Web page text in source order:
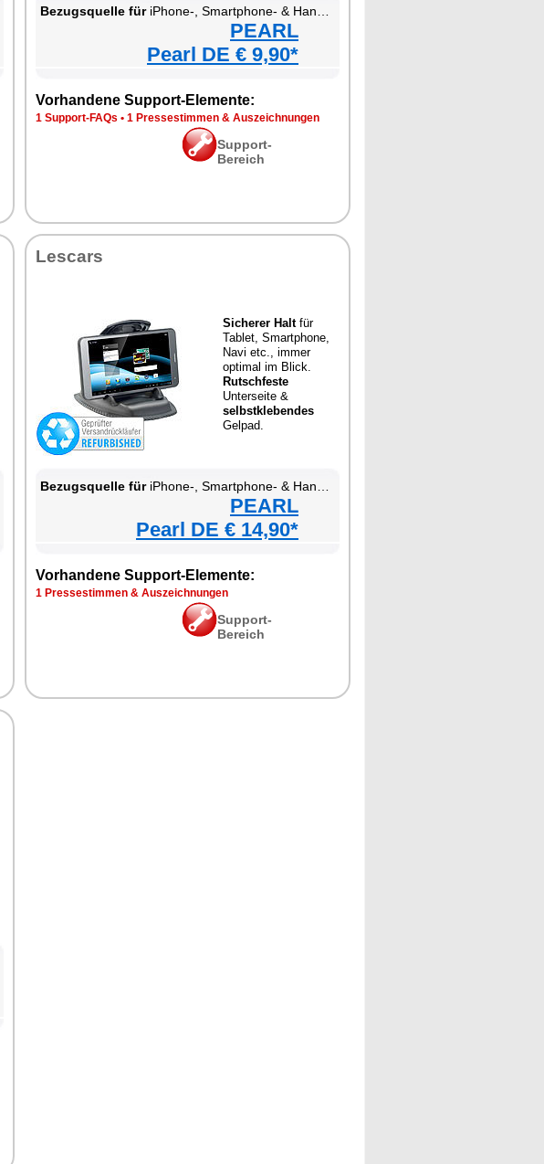
Bezugsquelle füriPhone-, Smartphone- & Handy-Halterung fürs Kfz-Armaturenbrett
PEARL
Pearl DE € 9,90*
Vorhandene Support-Elemente:
1 Support-FAQs • 1 Pressestimmen & Auszeichnungen
Support-
Bereich
Lescars
Sicherer Haltfür
Tablet, Smartphone,
Navi etc., immer
optimal im Blick.
Rutschfeste
Unterseite &
selbstklebendes
Gelpad.
Bezugsquelle füriPhone-, Smartphone- & Handy-Halterung fürs Kfz-Armaturenbrett
PEARL
Pearl DE € 14,90*
Vorhandene Support-Elemente:
1 Pressestimmen & Auszeichnungen
Support-
Bereich